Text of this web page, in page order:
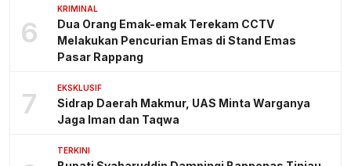
6
KRIMINAL
Dua Orang Emak-emak Terekam CCTV
Melakukan Pencurian Emas di Stand Emas
Pasar Rappang
7 EKSKLUSIF
Sidrap Daerah Makmur, UAS Minta Warganya
Jaga Iman dan Taqwa
TERKINI